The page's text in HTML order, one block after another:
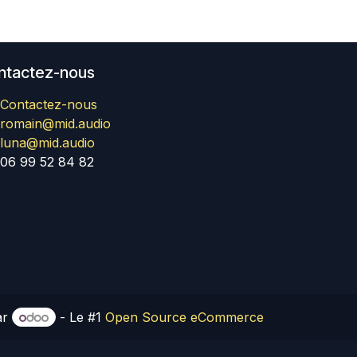
nous
Contactez-nous
romain@mid.audio
luna@mid.audio
06 99 52 84 82
- Le #1 Open Source eCommerce